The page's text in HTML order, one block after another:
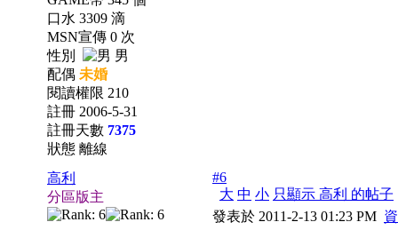
口水 3309 滴
MSN宣傳 0 次
性別
男
配偶 未婚
閱讀權限 210
註冊 2006-5-31
註冊天數 7375
狀態 離線
高利
分區版主
#6
大 中 小 只顯示 高利 的帖子
發表於 2011-2-13 01:23 PM